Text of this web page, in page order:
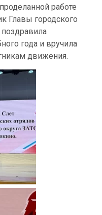
работе
Главы городского
года и вручила
движения.